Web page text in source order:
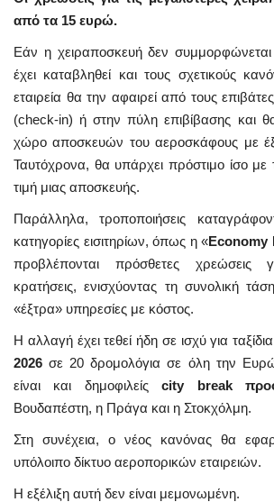
από τα 15 ευρώ.
Εάν η χειραποσκευή δεν
έχει καταβληθεί και τους σχετικούς
εταιρεία θα την αφαιρεί από τους
(check-in) ή στην πύλη επιβίβασης και
χώρο αποσκευών του αεροσκάφους με
Ταυτόχρονα, θα υπάρχει πρόστιμο ίσο με
τιμή μιας αποσκευής.
Παράλληλα, τροποποιήσεις
κατηγορίες εισιτηρίων, όπως η «Economy
προβλέπονται πρόσθετες χρεώσεις
κρατήσεις, ενισχύοντας τη συνολική
«έξτρα» υπηρεσίες με κόστος.
Η αλλαγή έχει τεθεί ήδη σε ισχύ για ταξίδια
2026 σε 20 δρομολόγια σε όλη την
είναι και δημοφιλείςcity break
Βουδαπέστη, η Πράγα και η Στοκχόλμη.
Στη συνέχεια, ο νέος κανόνας θα
υπόλοιπο δίκτυο αεροπορικών εταιρειών.
Η εξέλιξη αυτή δεν είναι μεμονωμένη.